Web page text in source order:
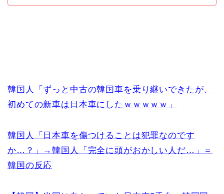
韓国人「ずっと中古の韓国車を乗り継いできたが、
初めての新車は日本車にしたｗｗｗｗｗ」
韓国人「日本車を傷つけることは犯罪なのです
か…？」→韓国人「完全に頭がおかしい人だ…」＝
韓国の反応